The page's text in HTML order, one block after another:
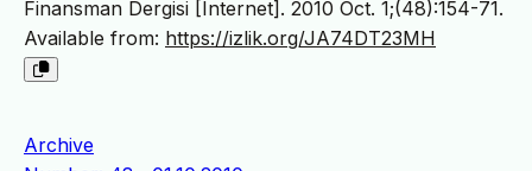
Finansman Dergisi [Internet]. 2010 Oct. 1;(48):154-71.
Available from: https://izlik.org/JA74DT23MH
Archive